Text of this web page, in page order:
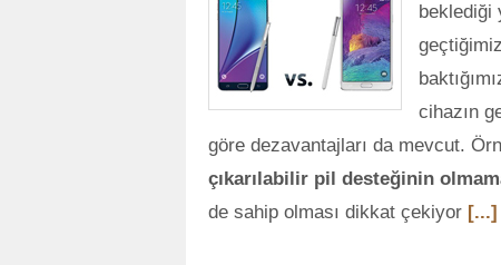
beklediği
cihazın
göre dezavantajları da mevcut.
çıkarılabilir pil desteğinin
de sahip olması dikkat çekiyor [...]